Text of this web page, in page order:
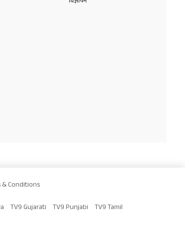
& Conditions
TV9 Gujarati TV9 Punjabi TV9 Tamil